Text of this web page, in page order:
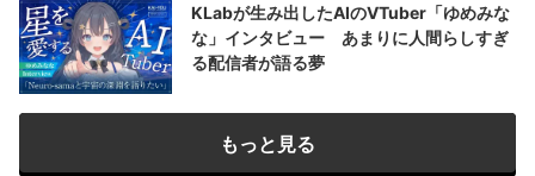
KLabが生み出したAIのVTuber「ゆめみな
な」インタビュー あまりに人間らしすぎ
る配信者が語る夢
もっと見る